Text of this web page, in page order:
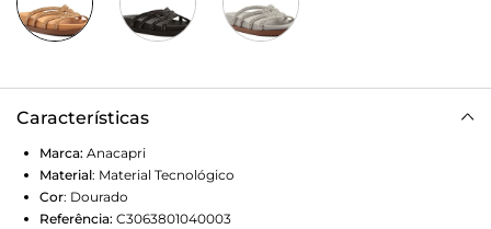
Características
Marca: Anacapri
Material: Material Tecnológico
Cor: Dourado
Referência: C3063801040003